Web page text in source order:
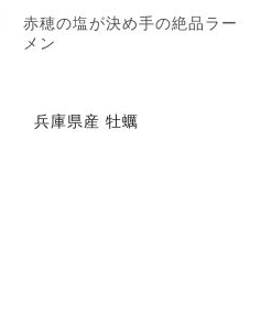
赤穂の塩が決め手の絶品ラー
メン
兵庫県産 牡蠣